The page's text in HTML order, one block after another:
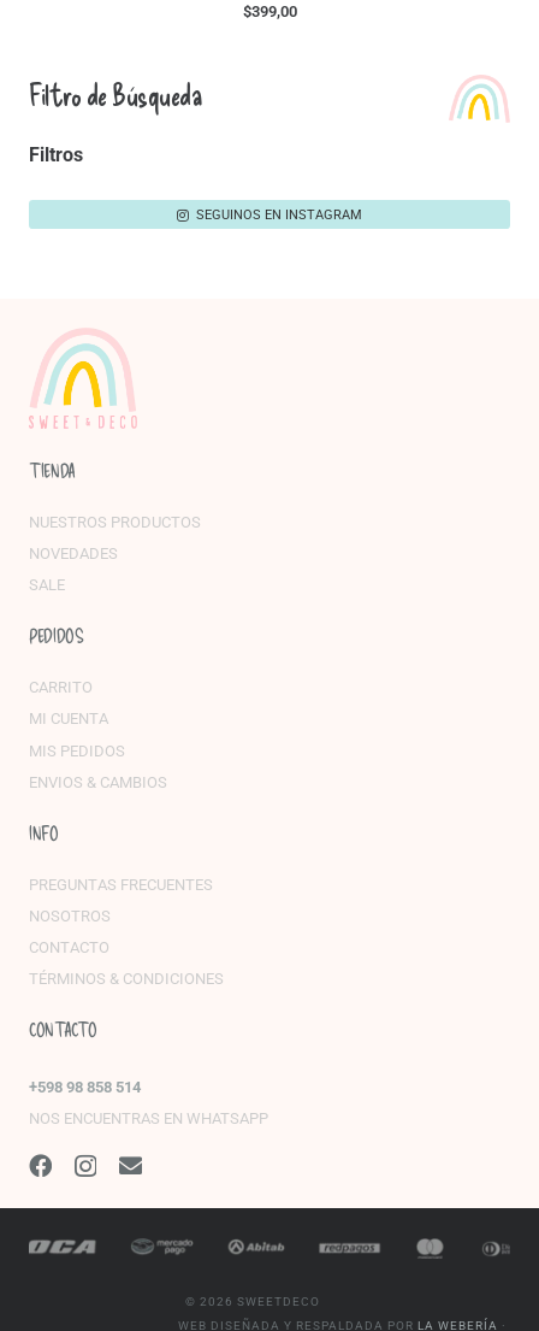
$399,00
Filtro de Búsqueda
Filtros
SEGUINOS EN INSTAGRAM
TIENDA
NUESTROS PRODUCTOS
NOVEDADES
SALE
PEDIDOS
CARRITO
MI CUENTA
MIS PEDIDOS
ENVIOS & CAMBIOS
INFO
PREGUNTAS FRECUENTES
NOSOTROS
CONTACTO
TÉRMINOS & CONDICIONES
CONTACTO
+598 98 858 514
NOS ENCUENTRAS EN WHATSAPP
©2026 SWEETDECO
WEB DISEÑADA Y RESPALDADA POR LA WEBERÍA ·